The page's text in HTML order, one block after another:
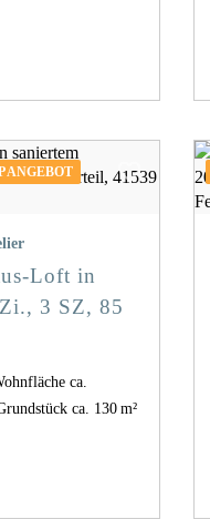
ANGEBOT
Loft in
3 SZ, 85
ca.
ca. 130 m²